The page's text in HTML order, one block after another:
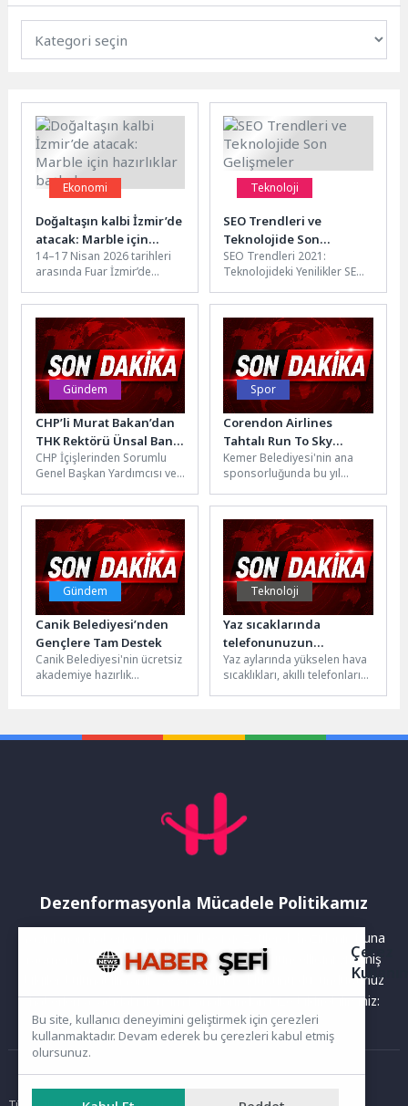
Ekonomi
Doğaltaşın kalbi İzmir’de
atacak: Marble için
hazırlıklar başladı
14–17 Nisan 2026 tarihleri
arasında Fuar İzmir’de
Uluslararası Doğaltaş ve
Teknolojileri...
Teknoloji
SEO Trendleri ve
Teknolojide Son
Gelişmeler
SEO Trendleri 2021:
Teknolojideki Yenilikler SEO
değişiyor ve teknolojideki
gelişmelerle birlikte yeni...
Gündem
CHP’li Murat Bakan’dan
THK Rektörü Ünsal Ban
Soruları
CHP İçişlerinden Sorumlu
Genel Başkan Yardımcısı ve
Bakan, Ünsal Ban’ın yurt
dışına...
Spor
Corendon Airlines
Tahtalı Run To Sky
Yarışlarına geri sayım
Kemer Belediyesi'nin ana
sponsorluğunda bu yıl
Corendon Airlines Tahtalı
Run To Sky...
Gündem
Canik Belediyesi’nden
Gençlere Tam Destek
Canik Belediyesi'nin ücretsiz
akademiye hazırlık
ücretsiz...
Teknoloji
Yaz sıcaklarında
telefonunuzun
performansını
korumanın 7 yolu
Yaz aylarında yükselen hava
sıcaklıkları, akıllı telefonların
Dezenformasyonla Mücadele Politikamız
Yayınlanan haberler doğruluk ilkesi gözetilerek hazırlanır. Buna
rağmen bazı içeriklerde eksik, hatalı veya güncelliğini yitirmiş
bilgiler bulunabilir.Yanlış veya yanıltıcı olduğunu düşündüğünüz
haberleri aşağıdaki iletişim kanallarından bize bildirebilirsiniz:
Ana Sayfa
Çerez
Bu site, kullanıcı deneyimini geliştirmek için çerezleri
kullanmaktadır. Devam ederek bu çerezleri kabul etmiş
olursunuz.